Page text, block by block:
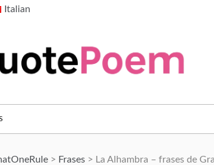
Italian
> Frases > La Alhambra – frases de